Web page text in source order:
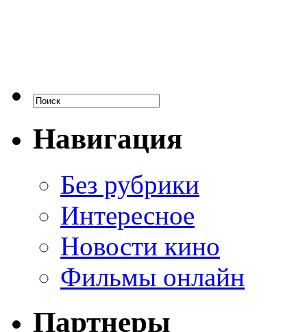
Навигация
Без рубрики
Интересное
Новости кино
Фильмы онлайн
Партнеры